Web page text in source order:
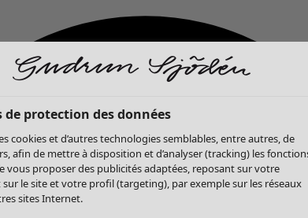
de protection des données
cookies et d’autres technologies semblables, entre autres, de
afin de mettre à disposition et d’analyser (tracking) les
vous proposer des publicités adaptées, reposant sur votre
le site et votre profil (targeting), par exemple sur les réseaux
sites Internet.